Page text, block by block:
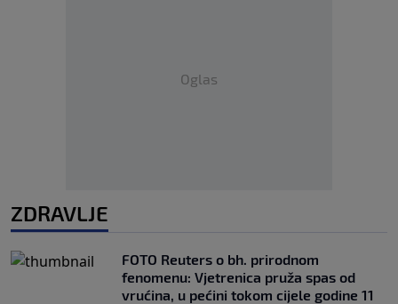
Oglas
ZDRAVLJE
FOTO Reuters o bh. prirodnom
fenomenu: Vjetrenica pruža spas od
vrućina, u pećini tokom cijele godine 11